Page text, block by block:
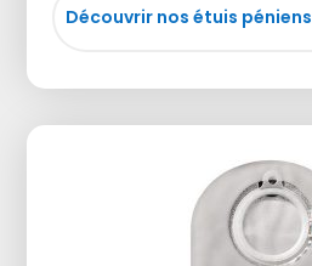
Découvrir nos étuis péniens